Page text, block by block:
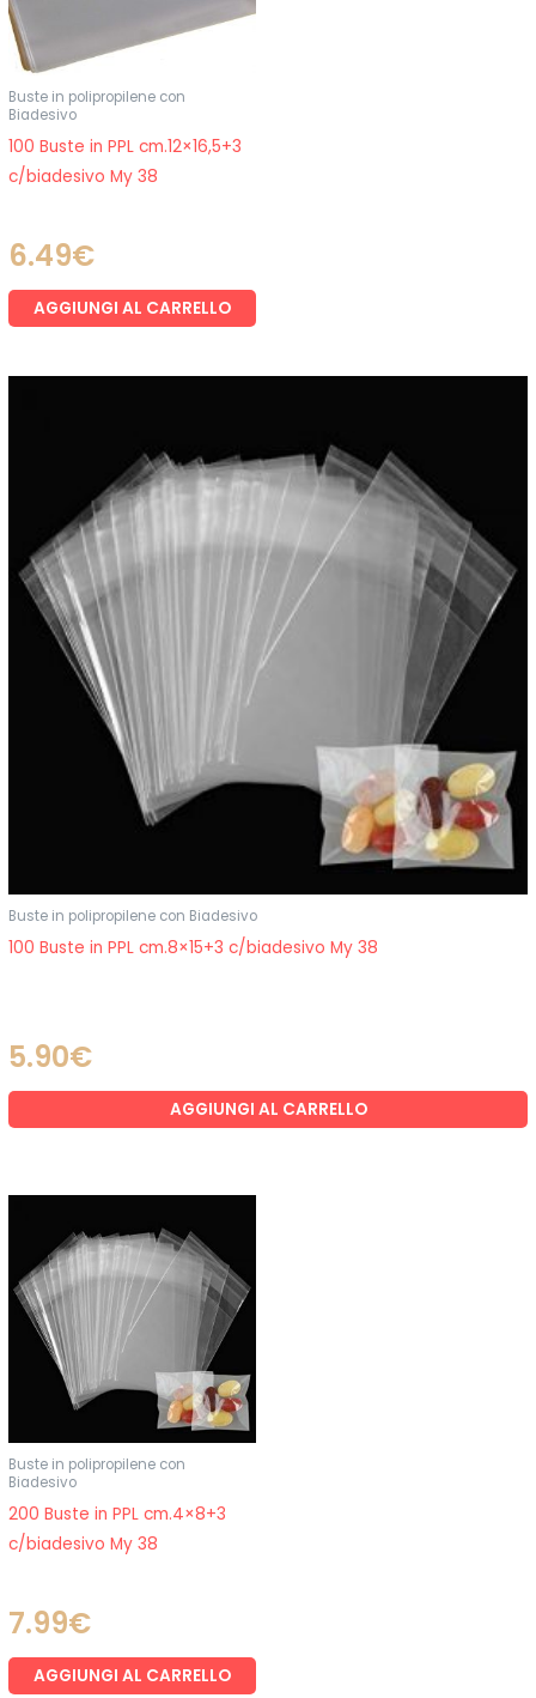
Buste in polipropilene con
Biadesivo
100 Buste in PPL cm.12×16,5+3
c/biadesivo My 38
6.49€
AGGIUNGI AL CARRELLO
Buste in polipropilene con Biadesivo
100 Buste in PPL cm.8×15+3 c/biadesivo My 38
5.90€
AGGIUNGI AL CARRELLO
Buste in polipropilene con
Biadesivo
200 Buste in PPL cm.4×8+3
c/biadesivo My 38
7.99€
AGGIUNGI AL CARRELLO